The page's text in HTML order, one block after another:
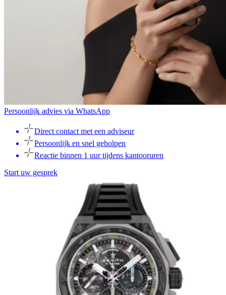
Persoonlijk advies via WhatsApp
Direct contact met een adviseur
Persoonlijk en snel geholpen
Reactie binnen 1 uur tijdens kantooruren
Start uw gesprek